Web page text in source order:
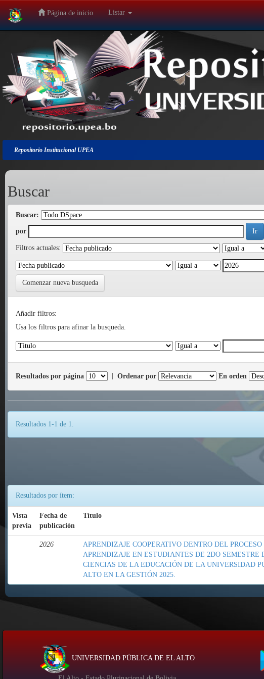
Salir
navegación
Página de inicio Listar
Repositorio Institucional UPEA
Buscar
Buscar:
por
Filtros actuales:
Comenzar nueva busqueda
Añadir filtros:
Usa los filtros para afinar la busqueda.
Resultados por página Ordenar por En orden
Resultados 1-1 de 1.
Resultados por ítem:
Vista
previa
Fecha de
publicación
Título
2026
APRENDIZAJE COOPERATIVO DENTRO DEL
APRENDIZAJE EN ESTUDIANTES DE 2DO SEMESTRE
CIENCIAS DE LA EDUCACIÓN DE LA UNIVERSIDAD
ALTO EN LA GESTIÓN 2025.
UNIVERSIDAD PÚBLICA DE EL ALTO